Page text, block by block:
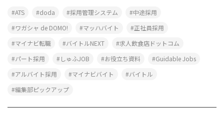
ATS doda 採用管理システム
中途採用
ワガシャ de DOMO!
マッハバイト
正社員採用
マイナビ転職
バイトルNEXT
求人飲食店ドットコム
パート採用
しゅふJOB お役立ち資料
Guidable Jobs
アルバイト採用
マイナビバイト
バイトル
編集部ピックアップ